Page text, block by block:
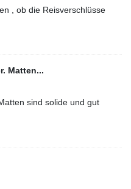
, ob die Reisverschlüsse
Matten...
sind solide und gut